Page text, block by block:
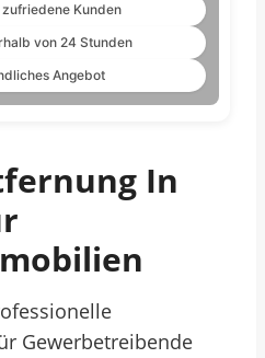
Kunden
von 24 Stunden
Angebot
In
Gewerbetreibende